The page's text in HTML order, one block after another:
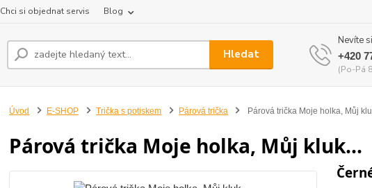
Chci si objednat servis Blog
Hledat
Nevíte
+420
(Po-Pá
Úvod E-SHOP Trička s potiskem Párová trička Párová trička Moje holka, Můj
Párová trička Moje holka, Můj kluk…